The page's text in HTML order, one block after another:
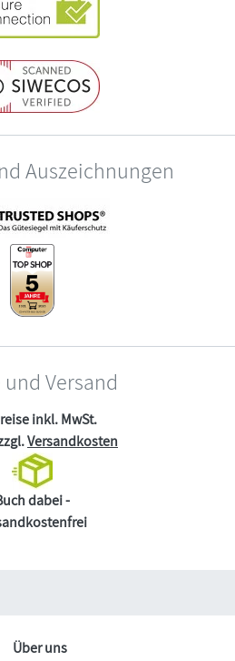
Auszeichnungen
und Versand
inkl. MwSt.
Versandkosten
dabei -
Über uns